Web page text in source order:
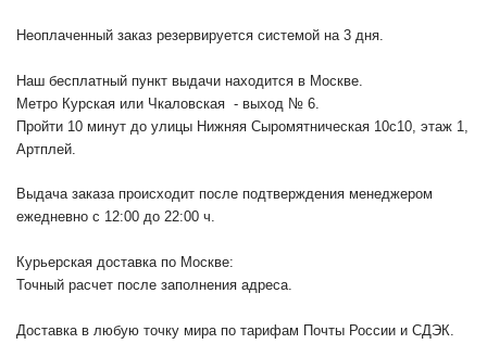
Неоплаченный заказ резервируется системой на 3 дня.
Наш бесплатный пункт выдачи находится в Москве.
Метро Курская или Чкаловская - выход № 6.
Пройти 10 минут до улицы Нижняя Сыромятническая 10с10, этаж 1,
Артплей.
Выдача заказа происходит после подтверждения менеджером
ежедневно с 12:00 до 22:00 ч.
Курьерская доставка по Москве:
Точный расчет после заполнения адреса.
Доставка в любую точку мира по тарифам Почты России и СДЭК.